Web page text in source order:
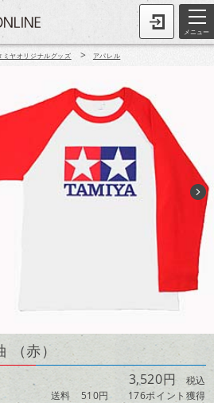
メニュー
ミヤオリジナルグッズ > アパレル
（赤）
3,520円 税込
送料 510円
176ポイント獲得